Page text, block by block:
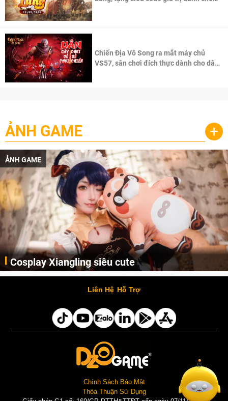
Chiến Địa Vô Song ra mắt máy chủ
VS57, sân chơi đích thực dành cho dân
ẢNH GAME +
ẢNH GAME
Cosplay Xiangling siêu cute
Cùng thưởng thức những hình ảnh cosplay Xiangling trong Genshin Impact siêu dễ thương của người dùng Weibo "阿包也是兔娘"
Liên Hệ Hỗ Trợ
Chính Sách Bảo Mật
Thỏa Thuận Sử Dụng